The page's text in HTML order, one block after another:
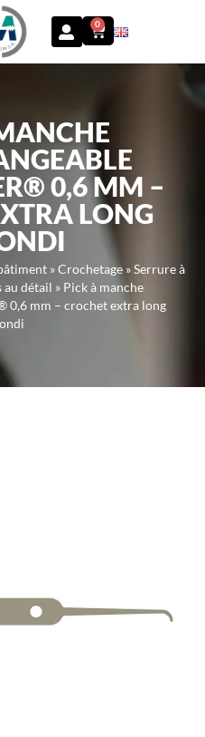
0
0,6 MM –
LONG
»Crochetage»Serrure à
au détail » Pick à manche
0,6 mm – crochet extra long